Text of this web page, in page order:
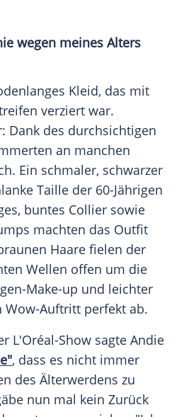
wegen meines Alters
Kleid, das mit
verziert war.
Dank des durchsichtigen
an manchen
Ein schmaler, schwarzer
Taille der 60-Jährigen
buntes Collier sowie
machten das Outfit
Haare fielen der
Wellen offen um die
Make-up und leichter
Wow-Auftritt perfekt ab.
L'Oréal-Show sagte Andie
, dass es nicht immer
des Älterwerdens zu
nun mal kein Zurück